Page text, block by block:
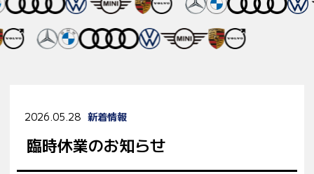
2026.05.28 新着情報
臨時休業のお知らせ